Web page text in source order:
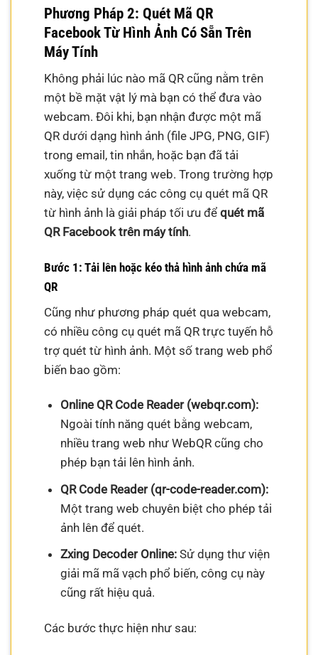
Phương Pháp 2: Quét Mã QR
Facebook Từ Hình Ảnh Có Sẵn Trên
Máy Tính
Không phải lúc nào mã QR cũng nằm trên
một bề mặt vật lý mà bạn có thể đưa vào
webcam. Đôi khi, bạn nhận được một mã
QR dưới dạng hình ảnh (file JPG, PNG, GIF)
trong email, tin nhắn, hoặc bạn đã tải
xuống từ một trang web. Trong trường hợp
này, việc sử dụng các công cụ quét mã QR
từ hình ảnh là giải pháp tối ưu đểquét mã
QR Facebook trên máy tính.
Bước 1: Tải lên hoặc kéo thả hình ảnh chứa mã
QR
Cũng như phương pháp quét qua webcam,
có nhiều công cụ quét mã QR trực tuyến hỗ
trợ quét từ hình ảnh. Một số trang web phổ
biến bao gồm:
Online QR Code Reader (webqr.com):
Ngoài tính năng quét bằng webcam,
nhiều trang web như WebQR cũng cho
phép bạn tải lên hình ảnh.
QR Code Reader (qr-code-reader.com):
Một trang web chuyên biệt cho phép tải
ảnh lên để quét.
Zxing Decoder Online:Sử dụng thư viện
giải mã mã vạch phổ biến, công cụ này
cũng rất hiệu quả.
Các bước thực hiện như sau: